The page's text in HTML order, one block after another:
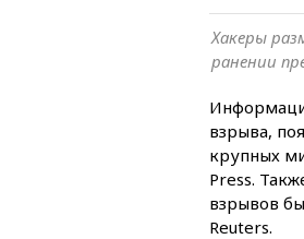
Хакеры
ранении
взрыва,
крупных
Press.
взрывов
Reuters.